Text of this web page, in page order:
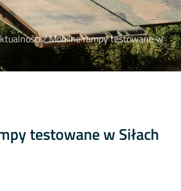
/ Mobilne rampy testowane w
testowane w Siłach